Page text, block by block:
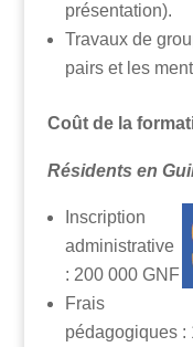
présentation).
Travaux de
pairs et les
Coût de la
Résidents en
Inscription
administrative
: 200 000 GNF
Frais
pédagogiques :